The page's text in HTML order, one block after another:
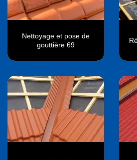
Nettoyage et pose de
gouttière 69